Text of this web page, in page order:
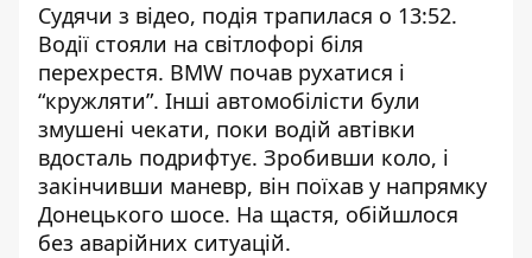
Судячи з відео, подія трапилася о 13:52.
Водії стояли на світлофорі біля
перехрестя. BMW почав рухатися і
“кружляти”. Інші автомобілісти були
змушені чекати, поки водій автівки
вдосталь подрифтує. Зробивши коло, і
закінчивши маневр, він поїхав у напрямку
Донецького шосе. На щастя, обійшлося
без аварійних ситуацій.